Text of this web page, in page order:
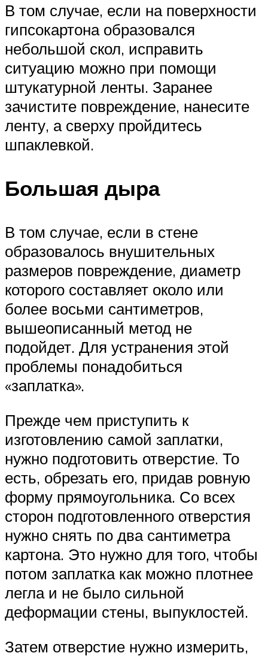
В том случае, если на поверхности
гипсокартона образовался
небольшой скол, исправить
ситуацию можно при помощи
штукатурной ленты. Заранее
зачистите повреждение, нанесите
ленту, а сверху пройдитесь
шпаклевкой.
Большая дыра
В том случае, если в стене
образовалось внушительных
размеров повреждение, диаметр
которого составляет около или
более восьми сантиметров,
вышеописанный метод не
подойдет. Для устранения этой
проблемы понадобиться
«заплатка».
Прежде чем приступить к
изготовлению самой заплатки,
нужно подготовить отверстие. То
есть, обрезать его, придав ровную
форму прямоугольника. Со всех
сторон подготовленного отверстия
нужно снять по два сантиметра
картона. Это нужно для того, чтобы
потом заплатка как можно плотнее
легла и не было сильной
деформации стены, выпуклостей.
Затем отверстие нужно измерить,